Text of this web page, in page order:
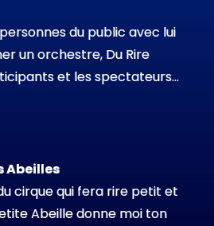
du public avec lui
un orchestre, Du Rire
et les spectateurs…
Abeilles
cirque qui fera rire petit et
Abeille donne moi ton